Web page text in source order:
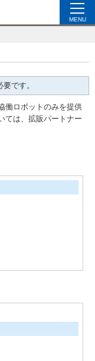
MENU
要です。
働ロボットのみを提供
ては、拡販パートナー